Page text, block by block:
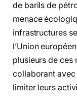
de barils de
menace
infrastructures
l’Union
plusieurs de ces
collaborant
limiter leurs